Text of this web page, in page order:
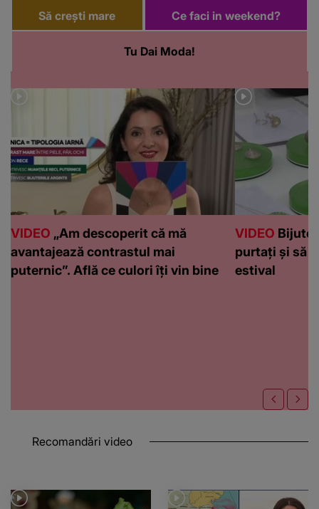
Să crești mare
Tu Dai Moda!
Ce faci in weekend?
VIDEO „Am descoperit că mă
avantajează contrastul mai
puternic”. Află ce culori îți vin bine
VIDEO
purtați și să
estival
Recomandări video